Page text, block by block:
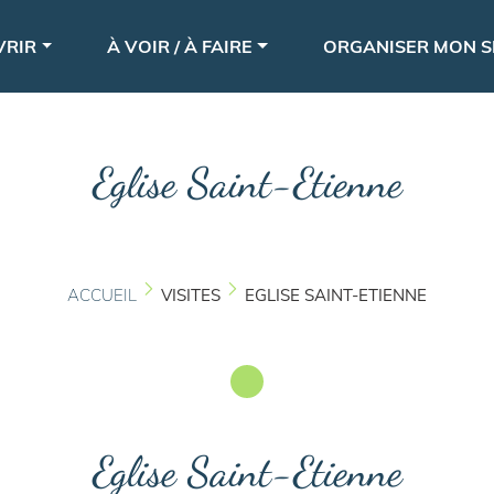
au
principal
À VOIR / À FAIRE ORGANISER MON
Eglise Saint-Etienne
ACCUEIL VISITES EGLISE SAINT-ETIENNE
Eglise Saint-Etienne